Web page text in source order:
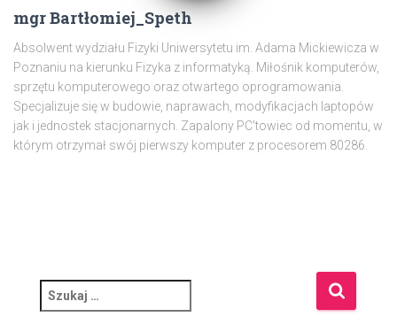
mgr Bartłomiej_Speth
Absolwent wydziału Fizyki Uniwersytetu im. Adama Mickiewicza w
Poznaniu na kierunku Fizyka z informatyką. Miłośnik komputerów,
sprzętu komputerowego oraz otwartego oprogramowania.
Specjalizuje się w budowie, naprawach, modyfikacjach laptopów
jak i jednostek stacjonarnych. Zapalony PC'towiec od momentu, w
którym otrzymał swój pierwszy komputer z procesorem 80286.
z